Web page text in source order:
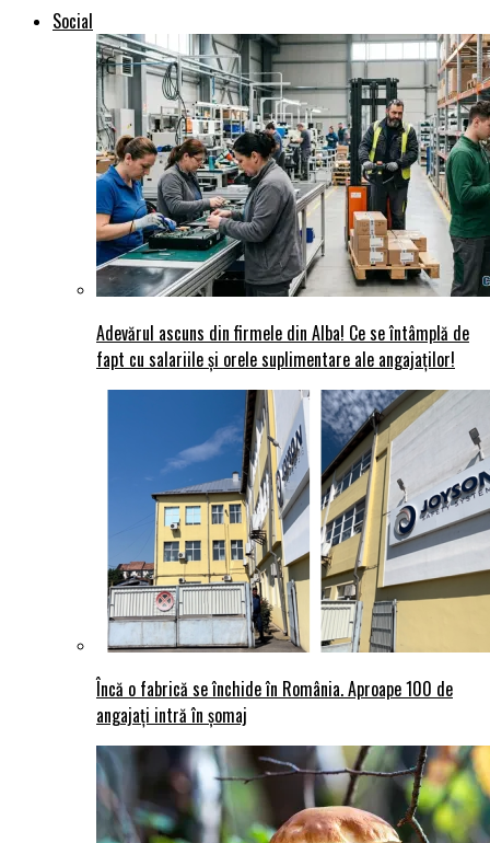
Social
Adevărul ascuns din firmele din Alba! Ce se întâmplă de
fapt cu salariile și orele suplimentare ale angajaților!
Încă o fabrică se închide în România. Aproape 100 de
angajați intră în șomaj